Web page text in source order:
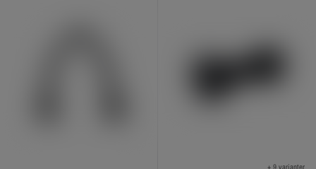
+ 9 varianter